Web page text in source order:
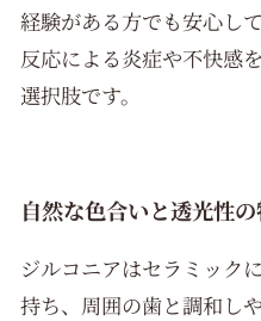
経験がある方でも安心し
反応による炎症や不快感
選択肢です。
自然な色合いと透光性
ジルコニアはセラミック
持ち、周囲の歯と調和し